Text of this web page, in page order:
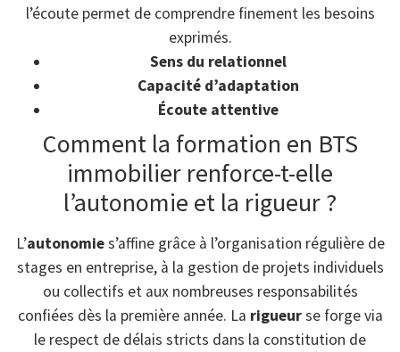
l’écoute permet de comprendre finement les besoins
exprimés.
Sens du relationnel
Capacité d’adaptation
Écoute attentive
Comment la formation en BTS
immobilier renforce-t-elle
l’autonomie et la rigueur ?
L’autonomies’affine grâce à l’organisation régulière de
stages en entreprise, à la gestion de projets individuels
ou collectifs et aux nombreuses responsabilités
confiées dès la première année. La rigueurse forge via
le respect de délais stricts dans la constitution de